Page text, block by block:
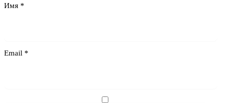
Имя *
Email *